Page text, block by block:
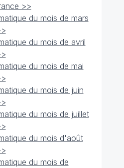
>>
du mois de mars
du mois de avril
du mois de mai
du mois de juin
du mois de juillet
du mois d'août
du mois de